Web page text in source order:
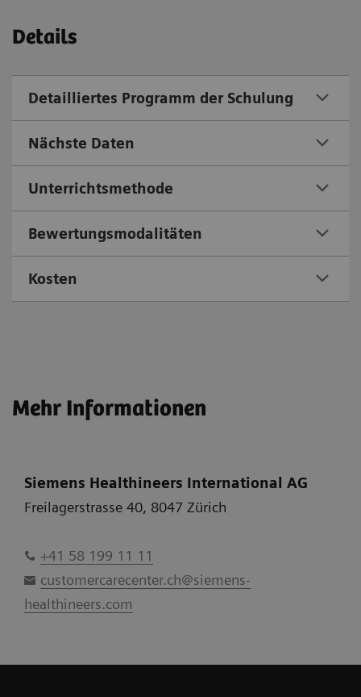
Details
Detailliertes Programm der Schulung
Nächste Daten
Unterrichtsmethode
Bewertungsmodalitäten
Kosten
Mehr Informationen
Siemens Healthineers International AG
Freilagerstrasse 40, 8047 Zürich
+41 58 199 11 11
customercarecenter.ch@siemens-
healthineers.com